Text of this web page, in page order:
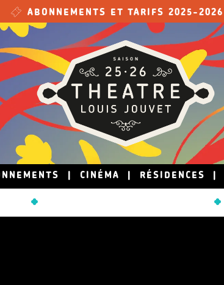
ABONNEMENTS ET TARIFS 2025-2026
CINÉMA RÉSIDENCES